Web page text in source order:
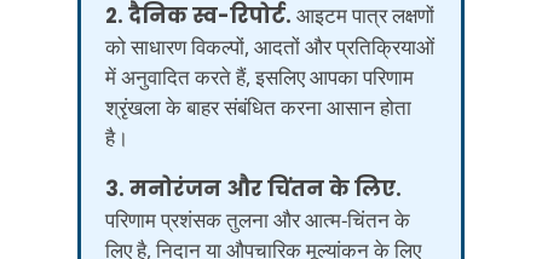
2. दैनिक स्व-रिपोर्ट. आइटम पात्र लक्षणों
को साधारण विकल्पों, आदतों और प्रतिक्रियाओं
में अनुवादित करते हैं, इसलिए आपका परिणाम
श्रृंखला के बाहर संबंधित करना आसान होता
है।
3. मनोरंजन और चिंतन के लिए.
परिणाम प्रशंसक तुलना और आत्म-चिंतन के
लिए है, निदान या औपचारिक मूल्यांकन के लिए